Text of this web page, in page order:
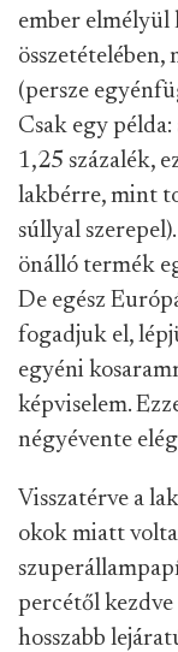
ember elmélyül
(persze
Csak egy
1,25 százalék,
lakbérre, mint
súllyal
önálló termék
De egész
fogadjuk el,
egyéni
képviselem.
négyévente
Visszatérve a
okok miatt
percétől kezdve
hosszabb